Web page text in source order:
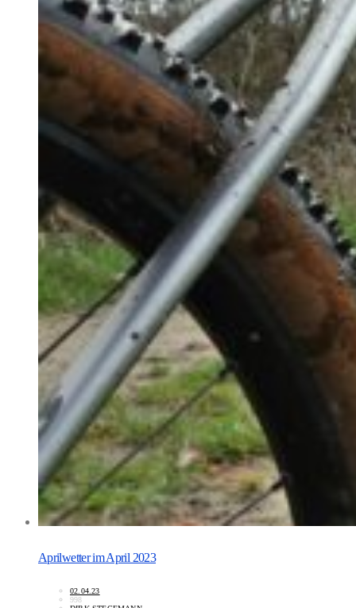
Aprilwetter im April 2023
02.04.23
998